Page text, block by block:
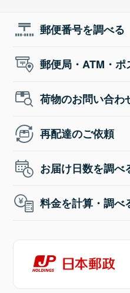
郵便番号を調べる
郵便局・ATM・
荷物のお問い合わ
再配達のご依頼
お届け日数を調べ
料金を計算・調べ